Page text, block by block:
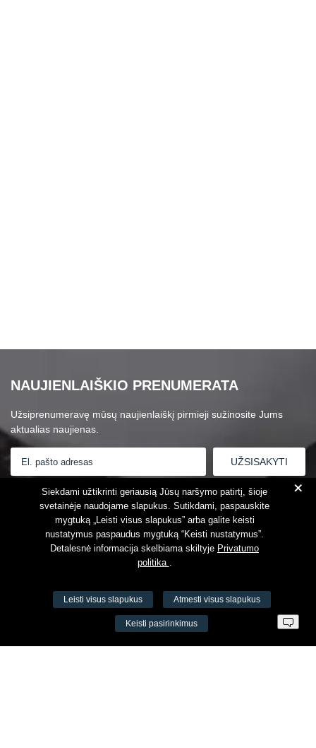
NAUJIENLAIŠKIO PRENUMERATA
Užsiprenumeravę mūsų naujienlaiškį pirmieji sužinosite Jums
aktualias naujienas.
Susipažinau suPrivatumo politika
VŠĮ Fitneso mokymo centras AEROMIX
+
Siekdami užtikrinti geriausią Jūsų naršymo patirtį, šioje
svetainėje naudojame slapukus. Sutikdami, paspauskite
mygtuką „Leisti visus slapukus” arba galite keisti
nustatymus paspaudus mygtuką “Keisti nustatymus”.
Detalesnė informacija skelbiama skiltyje Privatumo
politika .
Leisti visus slapukus Atmesti visus slapukus
Keisti pasirinkimus